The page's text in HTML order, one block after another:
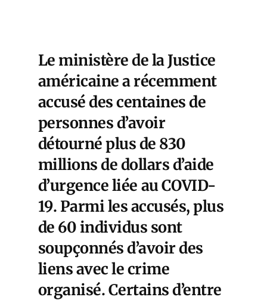
Le ministère de la Justice
américaine a récemment
accusé des centaines de
personnes d’avoir
détourné plusde 830
millions de dollars d’aide
d’urgence liée auCOVID-
19. Parmi les accusés, plus
de 60 individus sont
soupçonnés d’avoir des
liens avec le crime
organisé. Certains d’entre